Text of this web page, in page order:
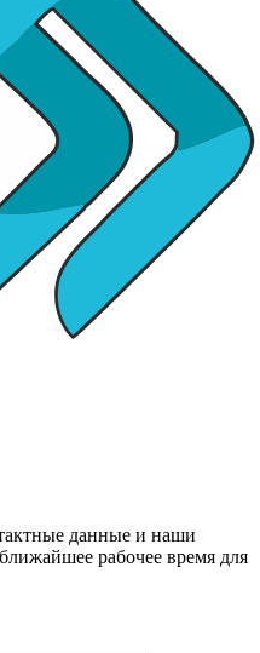
данные и наши
рабочее время для